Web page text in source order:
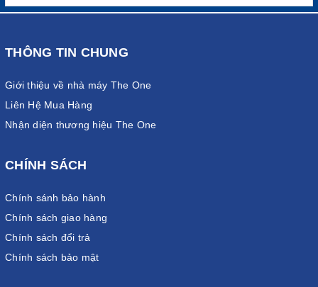
THÔNG TIN CHUNG
Giới thiệu về nhà máy The One
Liên Hệ Mua Hàng
Nhận diện thương hiệu The One
CHÍNH SÁCH
Chính sánh bảo hành
Chính sách giao hàng
Chính sách đổi trả
Chính sách bảo mật